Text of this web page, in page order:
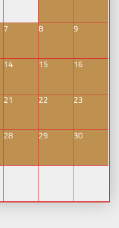
7 8 9
14 15 16
21 22 23
28 29 30